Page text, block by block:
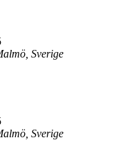
Sverige
Sverige